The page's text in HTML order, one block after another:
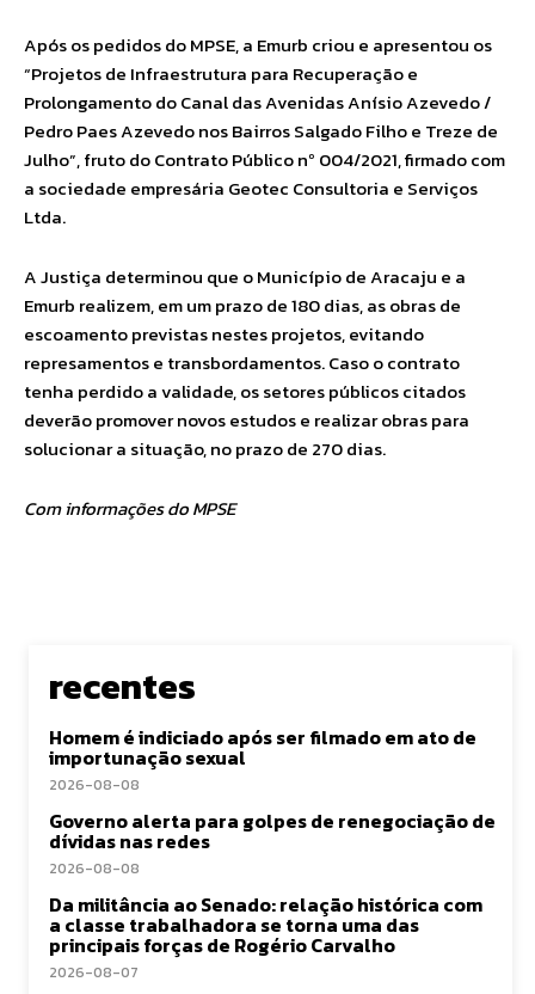
Após os pedidos do MPSE, a Emurb criou e apresentou os
“Projetos de Infraestrutura para Recuperação e
Prolongamento do Canal das Avenidas Anísio Azevedo /
Pedro Paes Azevedo nos Bairros Salgado Filho e Treze de
Julho”, fruto do Contrato Público nº 004/2021, firmado com
a sociedade empresária Geotec Consultoria e Serviços
Ltda.
A Justiça determinou que o Município de Aracaju e a
Emurb realizem, em um prazo de 180 dias, as obras de
escoamento previstas nestes projetos, evitando
represamentos e transbordamentos. Caso o contrato
tenha perdido a validade, os setores públicos citados
deverão promover novos estudos e realizar obras para
solucionar a situação, no prazo de 270 dias.
Com informações do MPSE
recentes
Homem é indiciado após ser filmado em ato de
importunação sexual
2026-08-08
Governo alerta para golpes de renegociação de
dívidas nas redes
2026-08-08
Da militância ao Senado: relação histórica com
a classe trabalhadora se torna uma das
principais forças de Rogério Carvalho
2026-08-07